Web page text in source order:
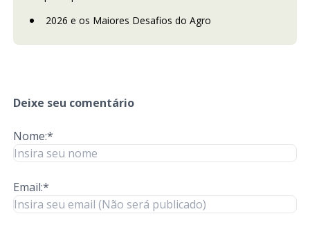
2026 e os Maiores Desafios do Agro
Deixe seu comentário
Nome:*
Email:*